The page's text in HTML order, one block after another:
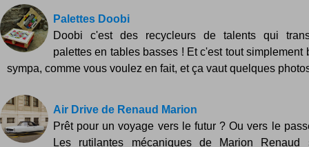
Palettes Doobi
Doobi c'est des recycleurs de talents qui
palettes en tables basses ! Et c'est tout simplement
sympa, comme vous voulez en fait, et ça vaut quelques
Air Drive de Renaud Marion
Prêt pour un voyage vers le futur ? Ou vers le
Les rutilantes mécaniques de Marion Renaud